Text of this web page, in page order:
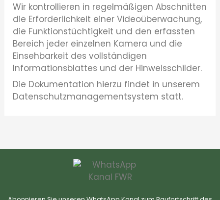
Wir kontrollieren in regelmäßigen Abschnitten
die Erforderlichkeit einer Videoüberwachung,
die Funktionstüchtigkeit und den erfassten
Bereich jeder einzelnen Kamera und die
Einsehbarkeit des vollständigen
Informationsblattes und der Hinweisschilder.
Die Dokumentation hierzu findet in unserem
Datenschutzmanagementsystem statt.